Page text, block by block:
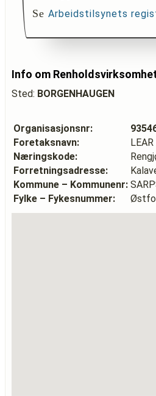
Se Arbeidstilsynets
Info om
Sted: BORGENHAUGEN
Organisasjonsnr:
Foretaksnavn:
LEAR
Næringskode:
Forretningsadresse:
Kommune – Kommunenr:
Fylke – Fykesnummer: